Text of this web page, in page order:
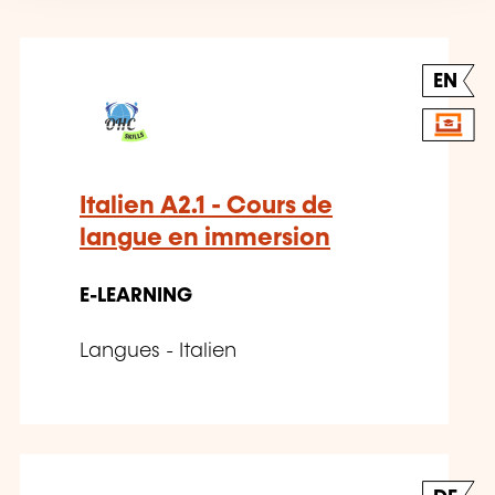
EN
Italien A2.1 - Cours de
langue en immersion
E-LEARNING
Langues - Italien